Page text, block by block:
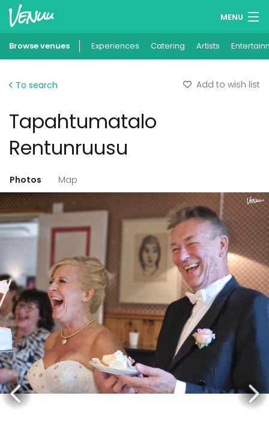
MENU
Wish lists
Add your venue
Browse venues Experiences Catering Artists
To search Add to wish list
Tapahtumatalo
Rentunruusu
Photos Map